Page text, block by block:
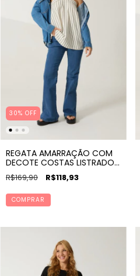
30% OFF
REGATA AMARRAÇÃO COM
DECOTE COSTAS LISTRADO
P&B
R$169,90 R$118,93
COMPRAR